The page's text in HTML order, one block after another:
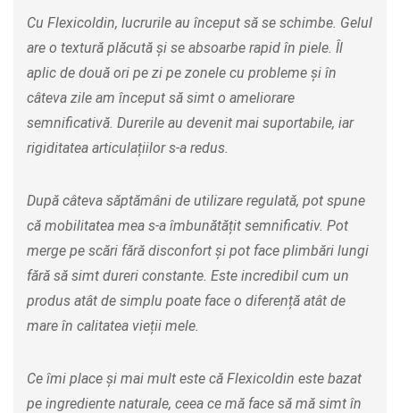
Cu Flexicoldin, lucrurile au început să se schimbe. Gelul
are o textură plăcută și se absoarbe rapid în piele. Îl
aplic de două ori pe zi pe zonele cu probleme și în
câteva zile am început să simt o ameliorare
semnificativă. Durerile au devenit mai suportabile, iar
rigiditatea articulațiilor s-a redus.
După câteva săptămâni de utilizare regulată, pot spune
că mobilitatea mea s-a îmbunătățit semnificativ. Pot
merge pe scări fără disconfort și pot face plimbări lungi
fără să simt dureri constante. Este incredibil cum un
produs atât de simplu poate face o diferență atât de
mare în calitatea vieții mele.
Ce îmi place și mai mult este că Flexicoldin este bazat
pe ingrediente naturale, ceea ce mă face să mă simt în